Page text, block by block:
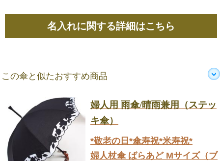
名入れに関する詳細はこちら
この傘と似たおすすめ商品
婦人用 雨傘/晴雨兼用（ステッ
キ傘）
*敬老の日*傘寿祝*米寿祝*
婦人杖傘 ばらあど Mサイズ（ブ